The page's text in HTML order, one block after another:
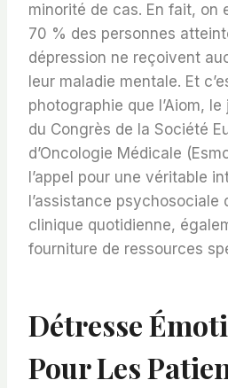
minorité de cas. En fait, on
70 % des personnes
dépression ne reçoivent
leur maladie mentale. Et
photographie que l’Aiom, le
du Congrès de la Société
d’Oncologie Médicale
l’appel pour une véritable
l’assistance psychosociale
clinique quotidienne,
fourniture de ressources
Détresse
Pour Les